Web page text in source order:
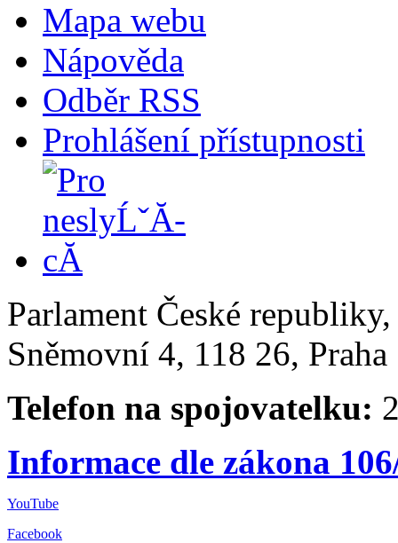
Mapa webu
Nápověda
Odběr RSS
Prohlášení přístupnosti
Parlament České
Sněmovní 4, 118 26,
Telefon na spojovatelku:
Informace dle zákona
YouTube
Facebook